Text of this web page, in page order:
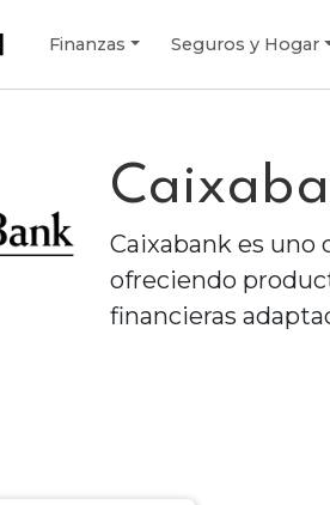
Finanzas Seguros y Hogar
Caixabank es uno
ofreciendo
financieras